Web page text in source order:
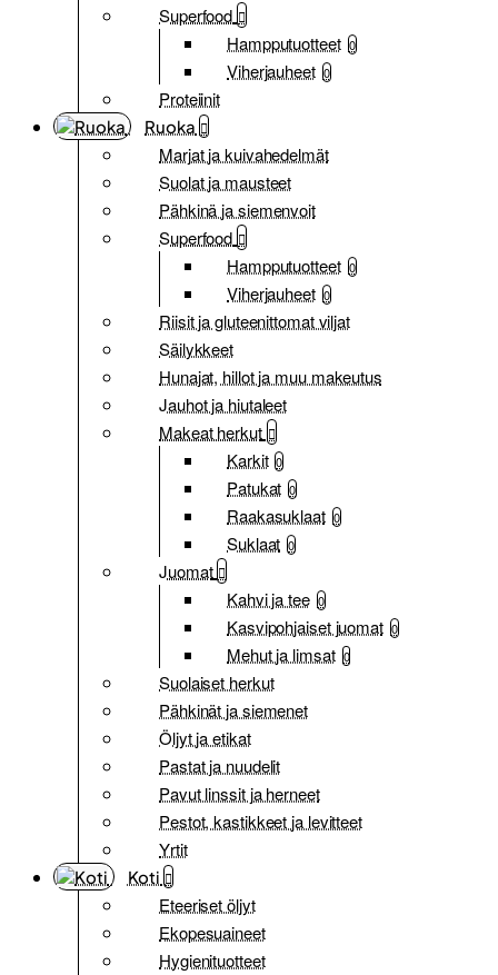
Superfood
Hampputuotteet 0
Viherjauheet 0
Proteiinit
Ruoka
Marjat ja kuivahedelmät
Suolat ja mausteet
Pähkinä ja siemenvoit
Superfood
Hampputuotteet 0
Viherjauheet 0
Riisit ja gluteenittomat viljat
Säilykkeet
Hunajat, hillot ja muu makeutus
Jauhot ja hiutaleet
Makeat herkut
Karkit 0
Patukat 0
Raakasuklaat 0
Suklaat 0
Juomat
Kahvi ja tee 0
Kasvipohjaiset juomat 0
Mehut ja limsat 0
Suolaiset herkut
Pähkinät ja siemenet
Öljyt ja etikat
Pastat ja nuudelit
Pavut linssit ja herneet
Pestot, kastikkeet ja levitteet
Yrtit
Koti
Eteeriset öljyt
Ekopesuaineet
Hygienituotteet